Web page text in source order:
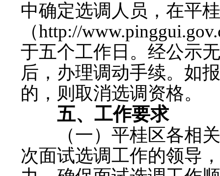
中确定选调人员，在平
（http://
于五个工作日。经公示
后，办理调动手续。如
的，则取消选调资格。
五、工作要求
（一）平桂区各相关
次面试选调工作的领导